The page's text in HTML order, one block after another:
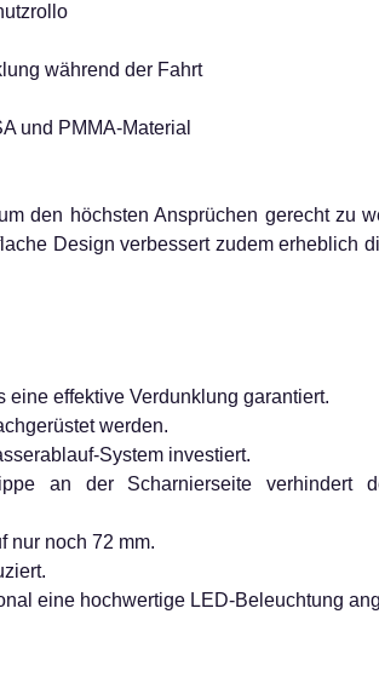
während der Fahrt
und PMMA-Material
den höchsten Ansprüchen gerecht zu
Design verbessert zudem erheblich
effektive Verdunklung garantiert.
werden.
System investiert.
an der Scharnierseite
nur noch 72 mm.
eine hochwertige LED-Beleuchtung